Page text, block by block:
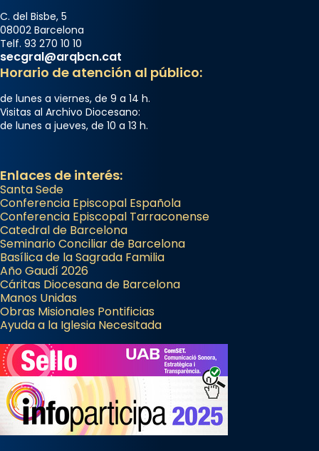
C. del Bisbe, 5
08002 Barcelona
Telf. 93 270 10 10
secgral@arqbcn.cat
Horario de atención al público:
de lunes a viernes, de 9 a 14 h.
Visitas al Archivo Diocesano:
de lunes a jueves, de 10 a 13 h.
Enlaces de interés:
Santa Sede
Conferencia Episcopal Española
Conferencia Episcopal Tarraconense
Catedral de Barcelona
Seminario Conciliar de Barcelona
Basílica de la Sagrada Familia
Año Gaudí 2026
Cáritas Diocesana de Barcelona
Manos Unidas
Obras Misionales Pontificias
Ayuda a la Iglesia Necesitada